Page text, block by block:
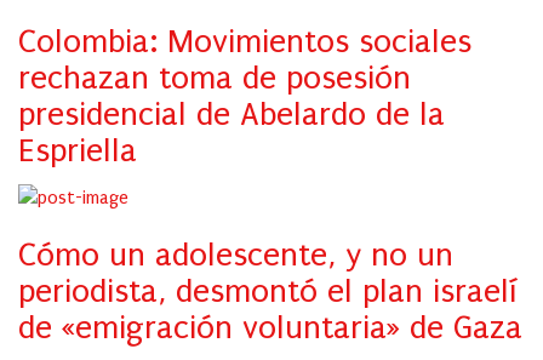
Colombia: Movimientos sociales
rechazan toma de posesión
presidencial de Abelardo de la
Espriella
Cómo un adolescente, y no un
periodista, desmontó el plan israelí
de «emigración voluntaria» de Gaza